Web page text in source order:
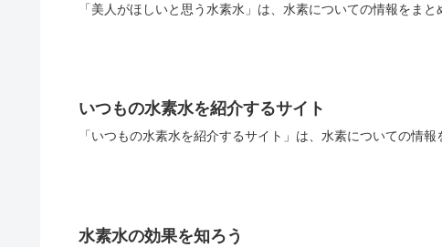
「美人がほしいと思う水素水」は、水素についての情報をま
いつもの水素水を紹介するサイト
「いつもの水素水を紹介するサイト」は、水素についての情
水素水の効果を知ろう